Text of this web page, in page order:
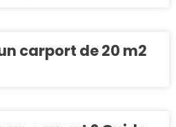
carport de 20 m2